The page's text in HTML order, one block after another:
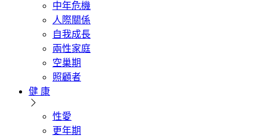
中年危機
人際關係
自我成長
兩性家庭
空巢期
照顧者
健 康
性愛
更年期